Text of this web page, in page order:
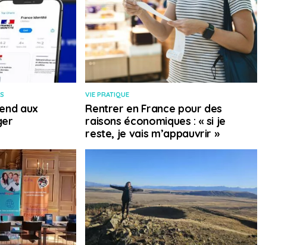
aux
VIE PRATIQUE
Rentrer en France pour des
raisons économiques : « si je
reste, je vais m’appauvrir »